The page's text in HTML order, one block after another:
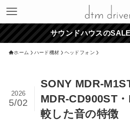
サウンドハウスの
ホーム ハード機材 ヘッドフォン
SONY MDR-
MDR-CD900ST
較した音の特徴
2026
5/02